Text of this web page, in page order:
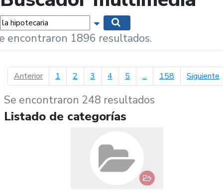
Mostrar opciones de búsqueda
encontraron 1896 resultados.
Anteriorpágina anterior
1 2 3 4 5 ... 158 Siguiente
Se encontraron 248 resultados
Listado de categorías